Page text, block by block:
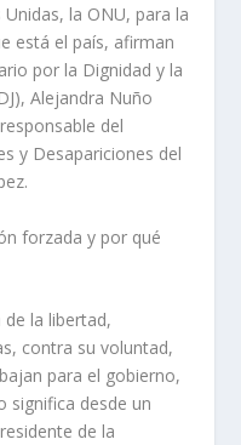
la ONU, para la
está el país, afirman
por la Dignidad y la
Alejandra Nuño
del
y Desapariciones del
forzada y por qué
la libertad,
contra su voluntad,
para el gobierno,
significa desde un
de la